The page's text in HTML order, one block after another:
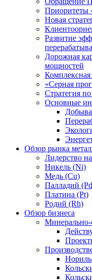
Приоритеты
Новая
Развитие
Дорожная
мощностей
Комплексная
«Серная
Стратегия
Основные
Обзор рынка
Лидерство
Никель (Ni)
Медь (Cu)
Палладий
Платина (Pt)
Родий (Rh)
Обзор бизнеса
Минерально-